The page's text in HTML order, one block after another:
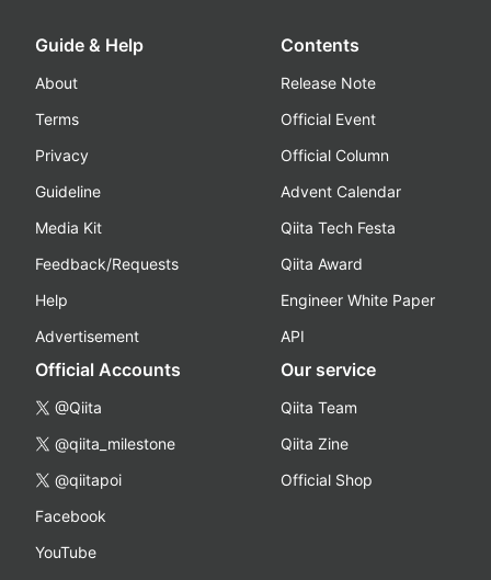
Guide & Help
About
Terms
Privacy
Guideline
Media Kit
Feedback/Requests
Help
Advertisement
Contents
Release Note
Official Event
Official Column
Advent Calendar
Qiita Tech Festa
Qiita Award
Engineer White Paper
API
Official Accounts
@Qiita
@qiita_milestone
@qiitapoi
Facebook
YouTube
Our service
Qiita Team
Qiita Zine
Official Shop